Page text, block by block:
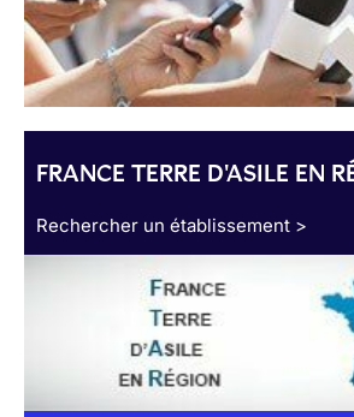
FRANCE TERRE D'ASILE EN
Rechercher un établissement >